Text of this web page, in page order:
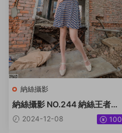
納絲攝影
納絲攝影 NO.244 納絲王者版
小迪 [92P+1222M]
2024-12-08 100